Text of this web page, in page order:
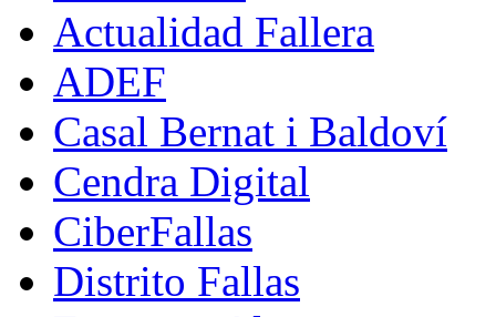
Actualidad Fallera
ADEF
Casal Bernat i Baldoví
Cendra Digital
CiberFallas
Distrito Fallas